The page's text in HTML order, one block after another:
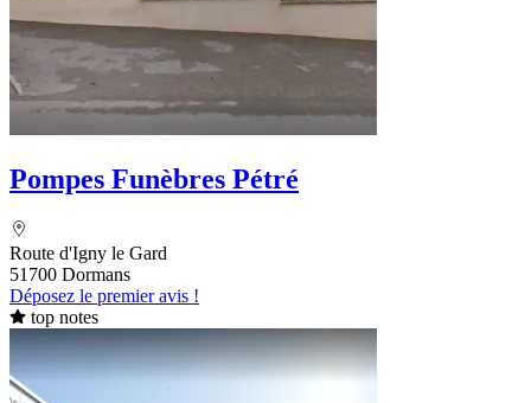
Pompes Funèbres Pétré
Route d'Igny le Gard
51700 Dormans
Déposez le premier avis !
top notes